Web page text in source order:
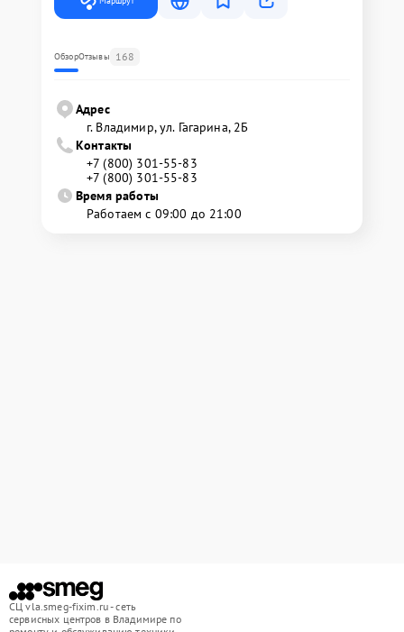
ОбзорОтзывы 168
Адрес
г. Владимир, ул. Гагарина, 2Б
Контакты
+7 (800) 301-55-83
+7 (800) 301-55-83
Время работы
Работаем с 09:00 до 21:00
СЦ vla.smeg-fixim.ru - сеть
сервисных центров в Владимире по